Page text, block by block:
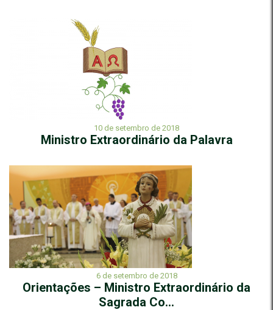
10 de setembro de 2018
Ministro Extraordinário da Palavra
6 de setembro de 2018
Orientações – Ministro Extraordinário da
Sagrada Co...